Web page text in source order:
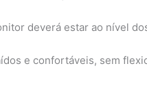
deverá estar ao nível
e confortáveis, sem